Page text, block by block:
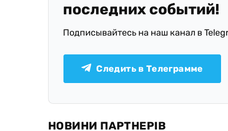
последних событий!
Подписывайтесь на наш канал в
Следить в Телеграмме